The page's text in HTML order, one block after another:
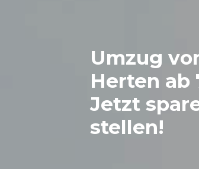
Umzug
Herten ab
Jetzt
stellen!